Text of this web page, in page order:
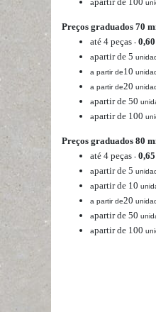
a
Preços graduados 70
até 4 peças - 0,60
apartir de 5
a partir de10
a partir de20
apartir de 50
apartir de 100
Preços graduados 80
até 4 peças - 0,65
apartir de 5
apartir de 10
a partir de20
apartir de 50
apartir de 100